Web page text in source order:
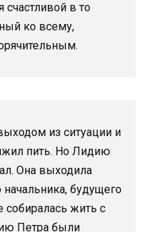
счастливой в то
ко всему,
из ситуации и
пить. Но Лидию
Она выходила
будущего
собиралась жить с
Петра были